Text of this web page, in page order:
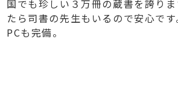
国でも珍しい３万冊の蔵書を誇り
たら司書の先生もいるので安心で
PCも完備。